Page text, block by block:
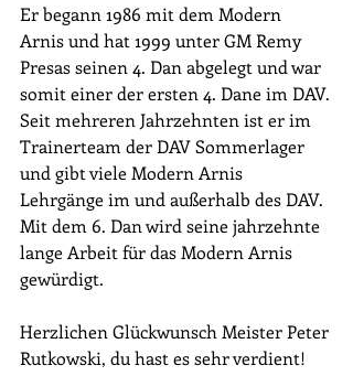
Er begann 1986 mit dem Modern
Arnis und hat 1999 unter GM Remy
Presas seinen 4. Dan abgelegt und war
somit einer der ersten 4. Dane im DAV.
Seit mehreren Jahrzehnten ist er im
Trainerteam der DAV Sommerlager
und gibt viele Modern Arnis
Lehrgänge im und außerhalb des DAV.
Mit dem 6. Dan wird seine jahrzehnte
lange Arbeit für das Modern Arnis
gewürdigt.
Herzlichen Glückwunsch Meister Peter
Rutkowski, du hast es sehr verdient!